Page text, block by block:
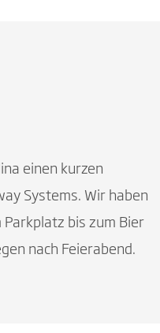
einen kurzen
Systems. Wir haben
Parkplatz bis zum Bier
nach Feierabend.